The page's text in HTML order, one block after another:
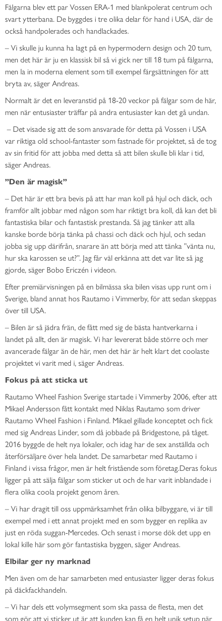
Fälgarna blev ett par Vossen ERA-1 med blankpolerat centrum och
svart ytterbana. De byggdes i tre olika delar för hand i USA, där de
också handpolerades och handlackades.
– Vi skulle ju kunna ha lagt på en hypermodern design och 20 tum,
men det här är ju en klassisk bil så vi gick ner till 18 tum på fälgarna,
men la in moderna element som till exempel färgsättningen för att
bryta av, säger Andreas.
Normalt är det en leveranstid på 18-20 veckor på fälgar som de här,
men när entusiaster träffar på andra entusiaster kan det gå undan.
– Det visade sig att de som ansvarade för detta på Vossen i USA
var riktiga old school-fantaster som fastnade för projektet, så de tog
av sin fritid för att jobba med detta så att bilen skulle bli klar i tid,
säger Andreas.
”Den är magisk”
– Det här är ett bra bevis på att har man koll på hjul och däck, och
framför allt jobbar med någon som har riktigt bra koll, då kan det bli
fantastiska bilar och fantastisk prestanda. Så jag tänker att alla
kanske borde börja tänka på chassi och däck och hjul, och sedan
jobba sig upp därifrån, snarare än att börja med att tänka ”vänta nu,
hur ska karossen se ut?”. Jag får väl erkänna att det var lite så jag
gjorde, säger Bobo Ericzén i videon.
Efter premiärvisningen på en bilmässa ska bilen visas upp runt om i
Sverige, bland annat hos Rautamo i Vimmerby, för att sedan skeppas
över till USA.
– Bilen är så jädra frän, de fått med sig de bästa hantverkarna i
landet på allt, den är magisk. Vi har levererat både större och mer
avancerade fälgar än de här, men det här är helt klart det coolaste
projektet vi varit med i, säger Andreas.
Fokus på att sticka ut
Rautamo Wheel Fashion Sverige startade i Vimmerby 2006, efter att
Mikael Andersson fått kontakt med Niklas Rautamo som driver
Rautamo Wheel Fashion i Finland. Mikael gillade konceptet och fick
med sig Andreas Linder, som då jobbade på Bridgestone, på tåget.
2016 byggde de helt nya lokaler, och idag har de sex anställda och
återförsäljare över hela landet. De samarbetar med Rautamo i
Finland i vissa frågor, men är helt fristående som företag.Deras fokus
ligger på att sälja fälgar som sticker ut och de har varit inblandade i
flera olika coola projekt genom åren.
– Vi har dragit till oss uppmärksamhet från olika bilbyggare, vi är till
exempel med i ett annat projekt med en som bygger en replika av
just en röda suggan-Mercedes. Och senast i morse dök det upp en
lokal kille här som gör fantastiska byggen, säger Andreas.
Elbilar ger ny marknad
Men även om de har samarbeten med entusiaster ligger deras fokus
på däckfackhandeln.
– Vi har dels ett volymsegment som ska passa de flesta, men det
som gör att vi sticker ut är att kunden kan få en helt unik setup när